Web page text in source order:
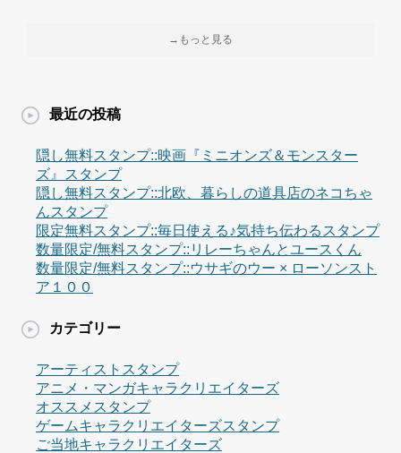
→もっと見る
最近の投稿
隠し無料スタンプ::映画『ミニオンズ＆モンスター
ズ』スタンプ
隠し無料スタンプ::北欧、暮らしの道具店のネコちゃ
んスタンプ
限定無料スタンプ::毎日使える♪気持ち伝わるスタンプ
数量限定/無料スタンプ::リレーちゃんとユースくん
数量限定/無料スタンプ::ウサギのウー × ローソンスト
ア１００
カテゴリー
アーティストスタンプ
アニメ・マンガキャラクリエイターズ
オススメスタンプ
ゲームキャラクリエイターズスタンプ
ご当地キャラクリエイターズ